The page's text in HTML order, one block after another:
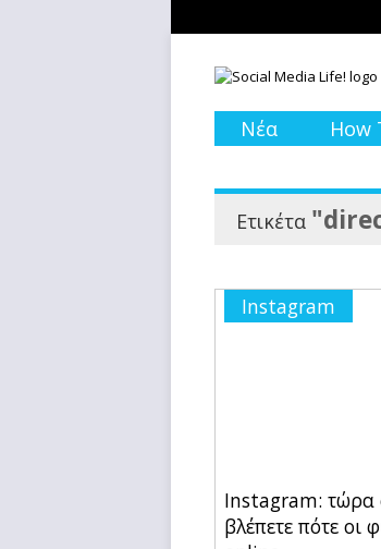
Νέα How
Ετικέτα
Instagram
Instagram: τώρα
βλέπετε πότε οι